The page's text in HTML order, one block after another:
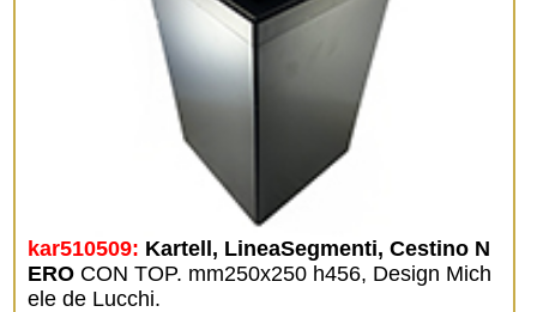
kar510509: Kartell, LineaSegmenti, Cestino N
ERO CON TOP. mm250x250 h456, Design Mich
ele de Lucchi.